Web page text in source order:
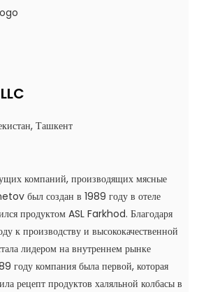
Ташкент
компаний, производящих мясные
был создан в 1989 году в отеле
продуктом ASL Farkhod. Благодаря
к производству и высококачественной
лидером на внутреннем рынке
году компания была первой, которая
рецепт продуктов халяльной колбасы в